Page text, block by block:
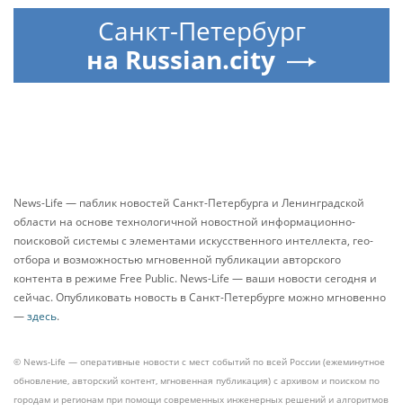
Санкт-Петербург
на Russian.city
News-Life — паблик новостей Санкт-Петербурга и Ленинградской
области на основе технологичной новостной информационно-
поисковой системы с элементами искусственного интеллекта, гео-
отбора и возможностью мгновенной публикации авторского
контента в режиме Free Public. News-Life — ваши новости сегодня и
сейчас. Опубликовать новость в Санкт-Петербурге можно мгновенно
—здесь.
© News-Life — оперативные новости с мест событий по всей России (ежеминутное
обновление, авторский контент, мгновенная публикация) с архивом и поиском по
городам и регионам при помощи современных инженерных решений и алгоритмов